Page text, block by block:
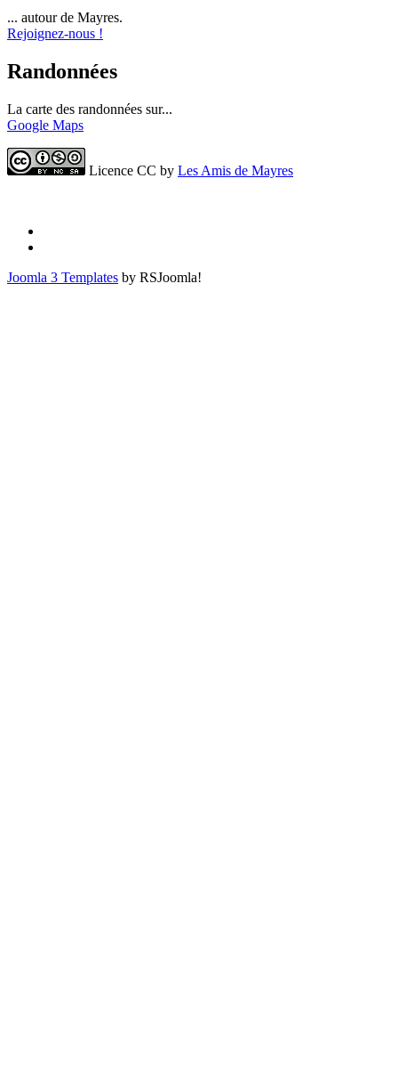
... autour de Mayres.
Rejoignez-nous !
Randonnées
La carte des randonnées sur...
Google Maps
Licence CC by Les Amis de Mayres
Joomla 3 Templates by RSJoomla!